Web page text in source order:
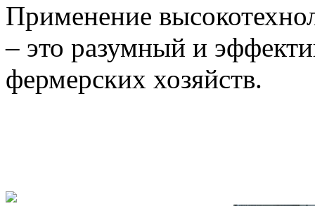
Применение
– это разумный и
фермерских хозяйств.